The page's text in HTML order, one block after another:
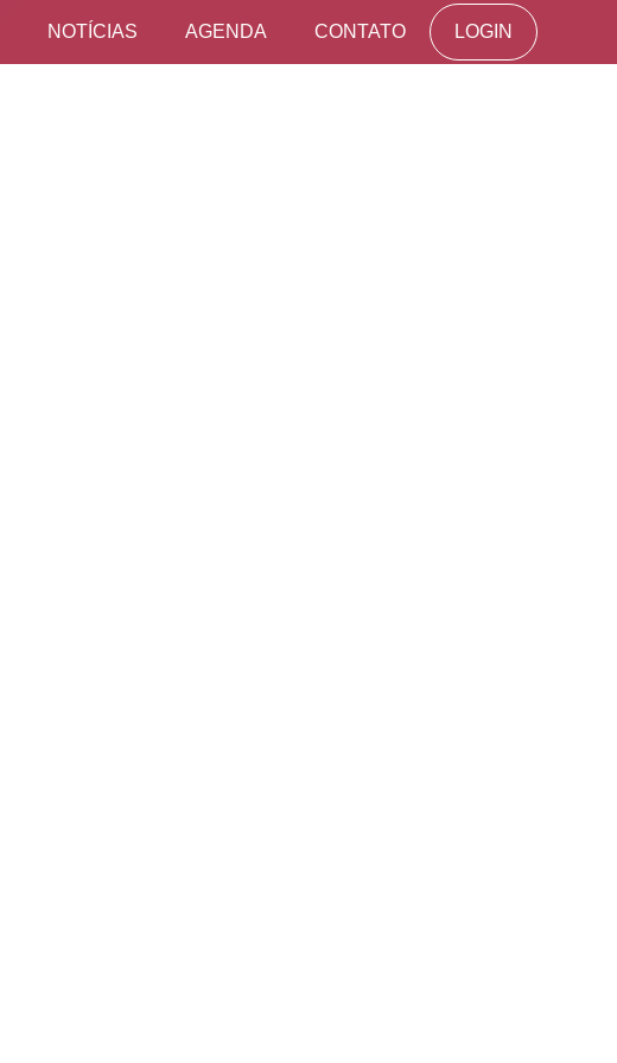
NOTÍCIAS AGENDA CONTATO LOGIN